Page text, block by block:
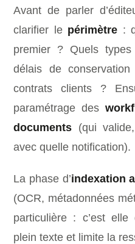
Avant de parler
clarifier le périmètre :
premier ? Quels
délais de
contrats clients ?
paramétrage des
documents (qui
avec quelle notification).
La phase d’indexation
(OCR, métadonnées
particulière : c’est
plein texte et limite la